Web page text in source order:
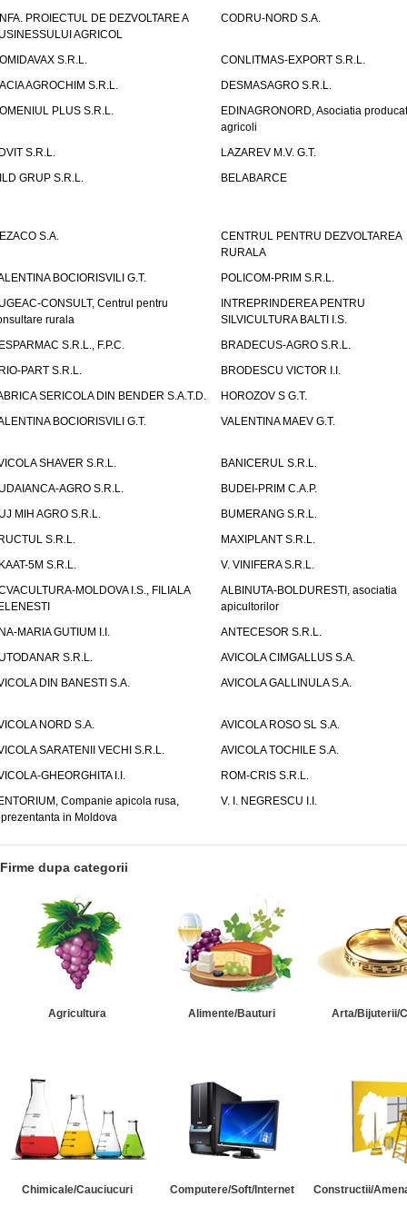
PROIECTUL DE DEZVOLTARE A
AGRICOL
CODRU-NORD S.A.
S.R.L.
CONLITMAS-EXPORT S.R.L.
AGROCHIM S.R.L.
DESMASAGRO S.R.L.
PLUS S.R.L.
EDINAGRONORD, Asociatia
agricoli
S.R.L.
LAZAREV M.V. G.T.
GRUP S.R.L.
BELABARCE
S.A.
CENTRUL PENTRU DEZVOLTAREA
RURALA
BOCIORISVILI G.T.
POLICOM-PRIM S.R.L.
CONSULT, Centrul pentru
rurala
INTREPRINDEREA PENTRU
SILVICULTURA BALTI I.S.
S.R.L., F.P.C.
BRADECUS-AGRO S.R.L.
PART S.R.L.
BRODESCU VICTOR I.I.
SERICOLA DIN BENDER S.A.T.D.
HOROZOV S G.T.
BOCIORISVILI G.T.
VALENTINA MAEV G.T.
SHAVER S.R.L.
BANICERUL S.R.L.
AGRO S.R.L.
BUDEI-PRIM C.A.P.
MIH AGRO S.R.L.
BUMERANG S.R.L.
S.R.L.
MAXIPLANT S.R.L.
5M S.R.L.
V. VINIFERA S.R.L.
MOLDOVA I.S., FILIALA
ALBINUTA-BOLDURESTI, asociatia
apicultorilor
MARIA GUTIUM I.I.
ANTECESOR S.R.L.
S.R.L.
AVICOLA CIMGALLUS S.A.
DIN BANESTI S.A.
AVICOLA GALLINULA S.A.
NORD S.A.
AVICOLA ROSO SL S.A.
SARATENII VECHI S.R.L.
AVICOLA TOCHILE S.A.
GHEORGHITA I.I.
ROM-CRIS S.R.L.
Companie apicola rusa,
in Moldova
V. I. NEGRESCU I.I.
Firme dupa categorii
Agricultura Alimente/Bauturi Arta/Bijuterii/
Chimicale/Cauciucuri Computere/Soft/Internet Constructii/